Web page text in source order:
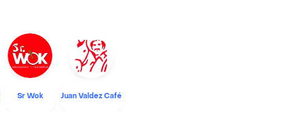
Sr Wok Juan Valdez Café